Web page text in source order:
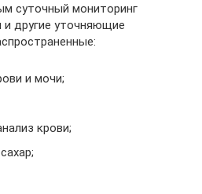
суточный мониторинг
и другие уточняющие
и мочи;
крови;